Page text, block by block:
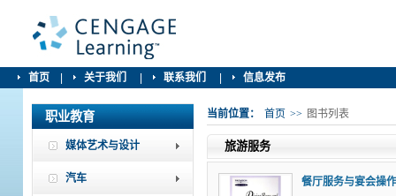
首页 关于我们 联系我们 信息发布
职业教育
媒体艺术与设计
汽车
当前位置： 首页 >> 图书列表
旅游服务
餐厅服务与宴会操作